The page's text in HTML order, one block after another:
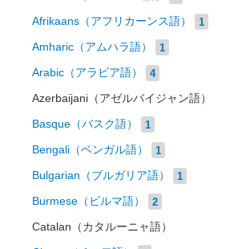
Afrikaans（アフリカーンス語） 1
Amharic（アムハラ語） 1
Arabic（アラビア語） 4
Azerbaijani（アゼルバイジャン語）
Basque（バスク語） 1
Bengali（ベンガル語） 1
Bulgarian（ブルガリア語） 1
Burmese（ビルマ語） 2
Catalan（カタルーニャ語）